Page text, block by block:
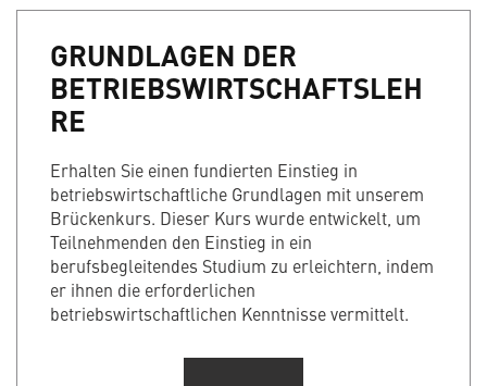
GRUNDLAGEN DER
BETRIEBSWIRTSCHAFTSLEH
RE
Erhalten Sie einen fundierten Einstieg in
betriebswirtschaftliche Grundlagen mit unserem
Brückenkurs. Dieser Kurs wurde entwickelt, um
Teilnehmenden den Einstieg in ein
berufsbegleitendes Studium zu erleichtern, indem
er ihnen die erforderlichen
betriebswirtschaftlichen Kenntnisse vermittelt.